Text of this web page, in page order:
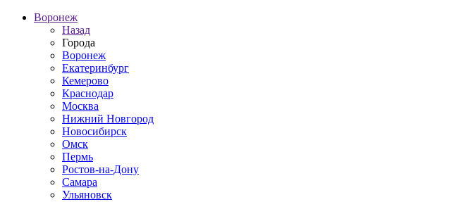
Воронеж
Назад
Города
Воронеж
Екатеринбург
Кемерово
Краснодар
Москва
Нижний Новгород
Новосибирск
Омск
Пермь
Ростов-на-Дону
Самара
Ульяновск